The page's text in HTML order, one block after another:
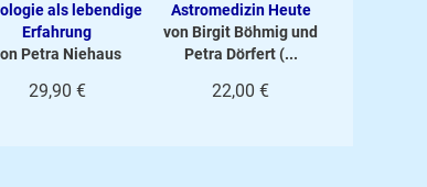
als lebendige
Erfahrung
Petra Niehaus
29,90 €
Astromedizin Heute
von Birgit Böhmig und
Petra Dörfert (...
22,00 €